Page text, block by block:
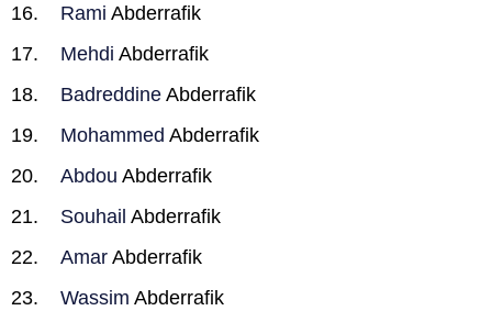
Rami Abderrafik
Mehdi Abderrafik
Badreddine Abderrafik
Mohammed Abderrafik
Abdou Abderrafik
Souhail Abderrafik
Amar Abderrafik
Wassim Abderrafik